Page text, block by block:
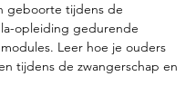
geboorte tijdens de
opleiding gedurende
Leer hoe je ouders
tijdens de zwangerschap en